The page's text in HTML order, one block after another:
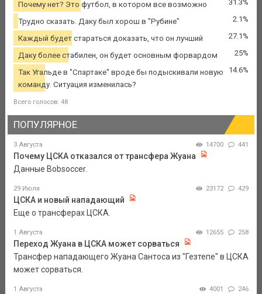
Почему нет? Это футбол, в котором все возможно 31.3%
Трудно сказать. Даку был хорош в "Рубине" 2.1%
Каждый будет стараться доказать, что он лучший 27.1%
Даку более стабилен, он будет основным форвардом 25%
Так Угальде в "Спартаке" вроде бы подыскивали новую
команду. Ситуация изменилась?
14.6%
Всего голосов: 48
ПОПУЛЯРНОЕ
3 Августа 14700 441
Почему ЦСКА отказался от трансфера Жуана
Данные Bobsoccer.
29 Июля 23172 429
ЦСКА и новый нападающий
Еще о трансферах ЦСКА.
1 Августа 12655 258
Переход Жуана в ЦСКА может сорваться
Трансфер нападающего Жуана Сантоса из "Гезтепе" в ЦСКА
может сорваться.
1 Августа 4001 246